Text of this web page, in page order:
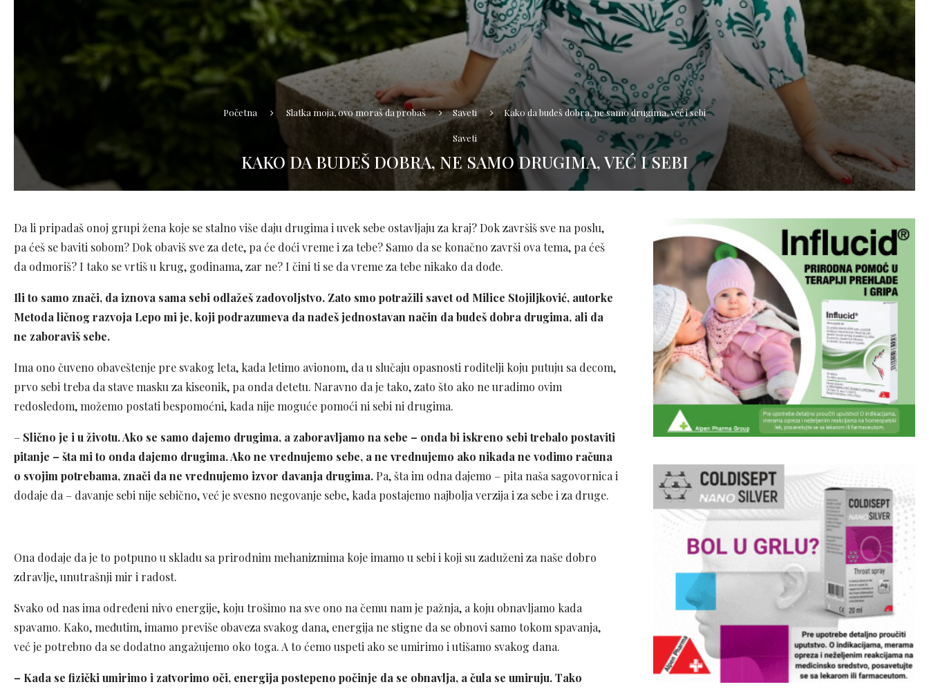
Početna Slatka moja, ovo moraš da probaš Saveti Kako da budeš dobra, ne samo drugima, već i sebi
Saveti
KAKO DA BUDEŠ DOBRA, NE SAMO DRUGIMA, VEĆ I SEBI
Da li pripadaš onoj grupi žena koje se stalno više daju drugima i uvek sebe ostavljaju za kraj? Dok završiš sve na poslu,
pa ćeš se baviti sobom? Dok obaviš sve za dete, pa će doći vreme i za tebe? Samo da se konačno završi ova tema, pa ćeš
da odmoriš? I tako se vrtiš u krug, godinama, zar ne? I čini ti se da vreme za tebe nikako da dođe.
Ili to samo znači, da iznova sama sebi odlažeš zadovoljstvo. Zato smo potražili savet od Milice Stojiljković, autorke
Metoda ličnog razvoja Lepo mi je, koji podrazumeva da nađeš jednostavan način da budeš dobra drugima, ali da
ne zaboraviš sebe.
Ima ono čuveno obaveštenje pre svakog leta, kada letimo avionom, da u slučaju opasnosti roditelji koju putuju sa decom,
prvo sebi treba da stave masku za kiseonik, pa onda detetu. Naravno da je tako, zato što ako ne uradimo ovim
redosledom, možemo postati bespomoćni, kada nije moguće pomoći ni sebi ni drugima.
– Slično je i u životu. Ako se samo dajemo drugima, a zaboravljamo na sebe – onda bi iskreno sebi trebalo postaviti
pitanje – šta mi to onda dajemo drugima. Ako ne vrednujemo sebe, a ne vrednujemo ako nikada ne vodimo računa
o svojim potrebama, znači da ne vrednujemo izvor davanja drugima. Pa, šta im odna dajemo – pita naša sagovornica i
dodaje da – davanje sebi nije sebično, već je svesno negovanje sebe, kada postajemo najbolja verzija i za sebe i za druge.
Ona dodaje da je to potpuno u skladu sa prirodnim mehanizmima koje imamo u sebi i koji su zaduženi za naše dobro
zdravlje, unutrašnji mir i radost.
Svako od nas ima određeni nivo energije, koju trošimo na sve ono na čemu nam je pažnja, a koju obnavljamo kada
spavamo. Kako, međutim, imamo previše obaveza svakog dana, energija ne stigne da se obnovi samo tokom spavanja,
već je potrebno da se dodatno angažujemo oko toga. A to ćemo uspeti ako se umirimo i utišamo svakog dana.
– Kada se fizički umirimo i zatvorimo oči, energija postepeno počinje da se obnavlja, a čula se umiruju. Tako